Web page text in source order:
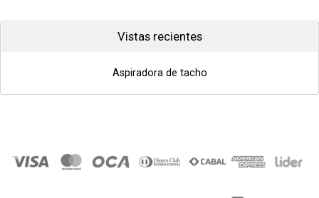
Vistas recientes
Aspiradora de tacho